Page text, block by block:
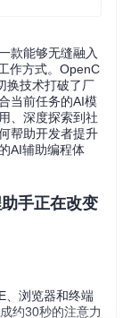
款能够无缝融入
作方式。OpenC
换技术打破了厂
当前任务的AI模
、深度探索到社
帮助开发者提升
AI辅助编程体
手正在改变
、浏览器和终端
约30秒的注意力